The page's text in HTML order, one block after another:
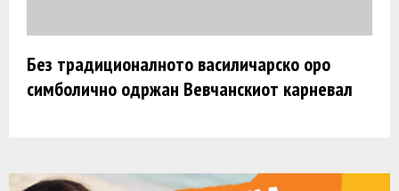
Без традиционалното василичарско оро
симболично одржан Вевчанскиот карневал